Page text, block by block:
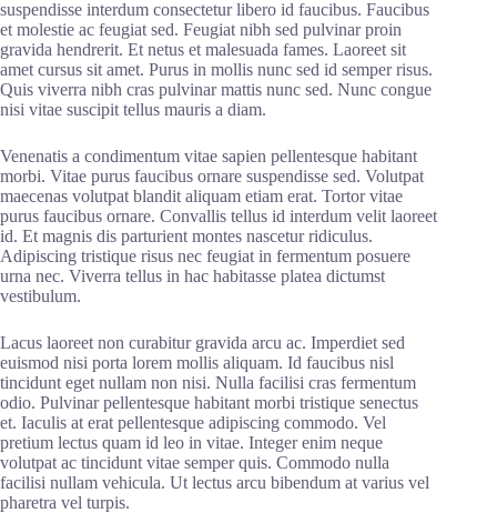
suspendisse interdum consectetur libero id faucibus. Faucibus
et molestie ac feugiat sed. Feugiat nibh sed pulvinar proin
gravida hendrerit. Et netus et malesuada fames. Laoreet sit
amet cursus sit amet. Purus in mollis nunc sed id semper risus.
Quis viverra nibh cras pulvinar mattis nunc sed. Nunc congue
nisi vitae suscipit tellus mauris a diam.
Venenatis a condimentum vitae sapien pellentesque habitant
morbi. Vitae purus faucibus ornare suspendisse sed. Volutpat
maecenas volutpat blandit aliquam etiam erat. Tortor vitae
purus faucibus ornare. Convallis tellus id interdum velit laoreet
id. Et magnis dis parturient montes nascetur ridiculus.
Adipiscing tristique risus nec feugiat in fermentum posuere
urna nec. Viverra tellus in hac habitasse platea dictumst
vestibulum.
Lacus laoreet non curabitur gravida arcu ac. Imperdiet sed
euismod nisi porta lorem mollis aliquam. Id faucibus nisl
tincidunt eget nullam non nisi. Nulla facilisi cras fermentum
odio. Pulvinar pellentesque habitant morbi tristique senectus
et. Iaculis at erat pellentesque adipiscing commodo. Vel
pretium lectus quam id leo in vitae. Integer enim neque
volutpat ac tincidunt vitae semper quis. Commodo nulla
facilisi nullam vehicula. Ut lectus arcu bibendum at varius vel
pharetra vel turpis.